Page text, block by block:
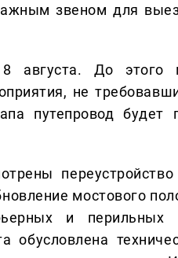
звеном для
августа. До этого
не
путепровод
мостового
и перильных
обусловлена